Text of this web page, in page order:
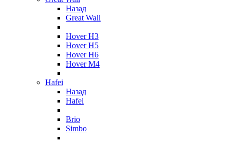
Назад
Great Wall
Hover H3
Hover H5
Hover H6
Hover M4
Hafei
Назад
Hafei
Brio
Simbo